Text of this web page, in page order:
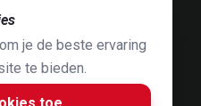
door
je de beste ervaring
te bieden.